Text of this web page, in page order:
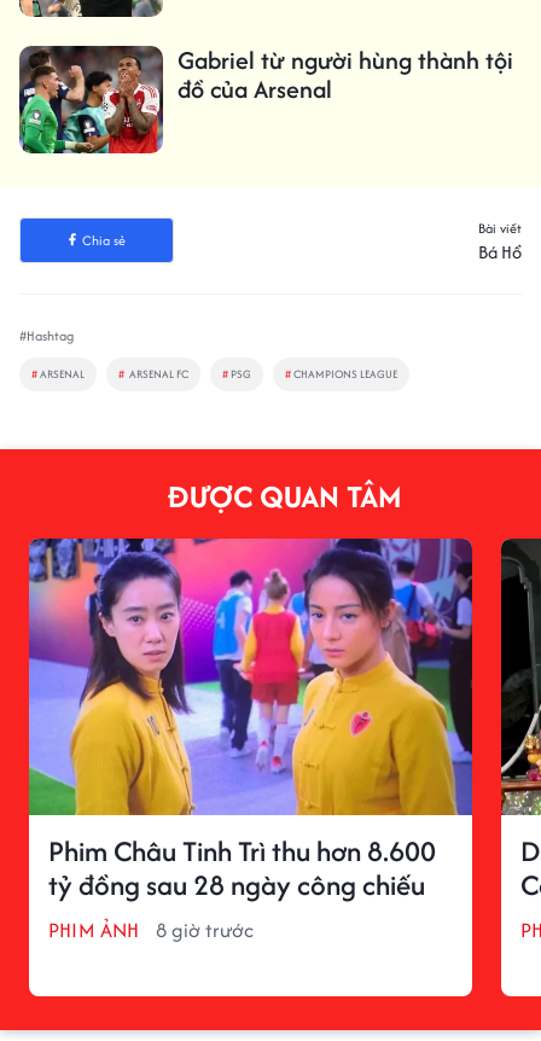
Gabriel từ người hùng thành tội
đồ của Arsenal
Chia sẻ
Bài viết
Bá Hổ
#Hashtag
#ARSENAL # ARSENAL FC # PSG #CHAMPIONS LEAGUE
ĐƯỢC QUAN TÂM
Phim Châu Tinh Trì thu hơn 8.600
tỷ đồng sau 28 ngày công chiếu
PHIM ẢNH 8 giờ trước